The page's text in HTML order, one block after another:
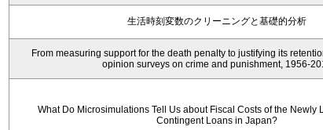
生活時刻変数のクリーニングと基礎的分析
From measuring support for the death penalty to justifying its
opinion surveys on crime and punishment, 1956-
What Do Microsimulations Tell Us about Fiscal Costs of the Newly
Contingent Loans in Japan?